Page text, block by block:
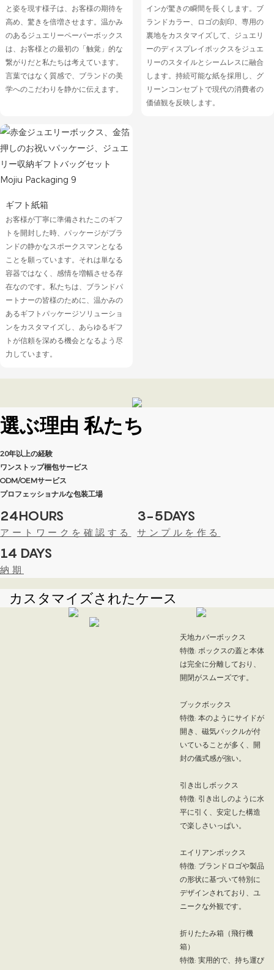
と姿を現す様子は、お客様の期待を
高め、驚きを倍増させます。温かみ
のあるジュエリーペーパーボックス
は、お客様との最初の「触覚」的な
繋がりだと私たちは考えています。
言葉ではなく質感で、ブランドの美
学へのこだわりを静かに伝えます。
インが驚きの瞬間を長くします。ブ
ランドカラー、ロゴの刻印、専用の
裏地をカスタマイズして、ジュエリ
ーのディスプレイボックスをジュエ
リーのスタイルとシームレスに融合
します。持続可能な紙を採用し、グ
リーンコンセプトで現代の消費者の
価値観を反映します。
ギフト紙箱
お客様が丁寧に準備されたこのギフ
トを開封した時、パッケージがブラ
ンドの静かなスポークスマンとなる
ことを願っています。それは単なる
容器ではなく、感情を増幅させる存
在なのです。私たちは、ブランドパ
ートナーの皆様のために、温かみの
あるギフトパッケージソリューショ
ンをカスタマイズし、あらゆるギフ
トが信頼を深める機会となるよう尽
力して​​います。
選ぶ理由 私たち
20年以上の経験
ワンストップ梱包サービス
ODM/OEMサービス
プロフェッショナルな包装工場
24HOURS
アートワークを確認する
3-5DAYS
サンプルを作る
14 DAYS
納期
カスタマイズされたケース
天地カバーボックス
特徴: ボックスの蓋と本体
は完全に分離しており、
開閉がスムーズです。
ブックボックス
特徴: 本のようにサイドが
開き、磁気バックルが付
いていることが多く、開
封の儀式感が強い。
引き出しボックス
特徴: 引き出しのように水
平に引く、安定した構造
で楽しさいっぱい。
エイリアンボックス
特徴: ブランドロゴや製品
の形状に基づいて特別に
デザインされており、ユ
ニークな外観です。
折りたたみ箱（飛行機
箱）
特徴: 実用的で、持ち運び